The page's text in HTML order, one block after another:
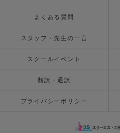
よくある質問
スタッフ・先生の一言
スクールイベント
翻訳・通訳
プライバシーポリシー